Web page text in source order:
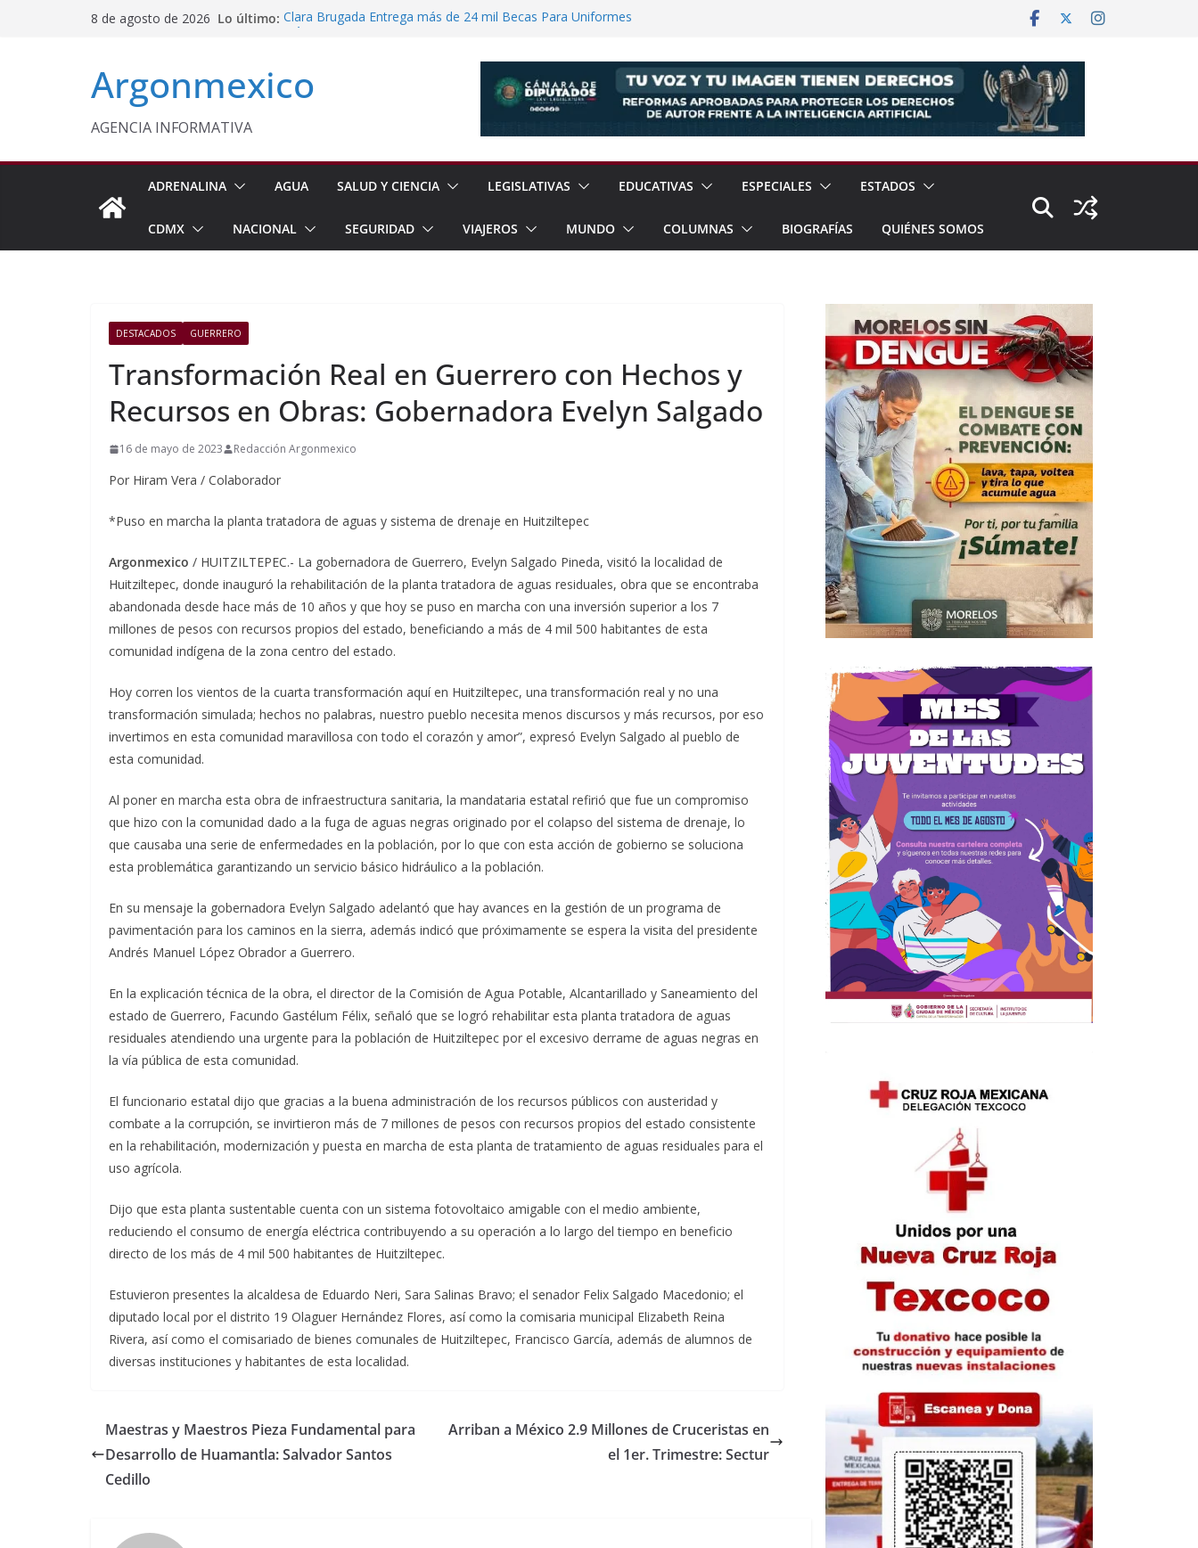
8 de agosto de 2026 Lo último: Clara Brugada Entrega más de 24 mil Becas Para Uniformes
Chimalhuacán
Sheinbaum Entrega Pensión Mujeres Bienestar a
y Perú
Argonmexico
AGENCIA INFORMATIVA
ADRENALINA AGUA SALUD Y CIENCIA LEGISLATIVAS EDUCATIVAS ESPECIALES ESTADOS
CDMX NACIONAL SEGURIDAD VIAJEROS MUNDO COLUMNAS BIOGRAFÍAS QUIÉNES SOMOS
DESTACADOS GUERRERO
Transformación Real en Guerrero con Hechos y
Recursos en Obras: Gobernadora Evelyn Salgado
16 de mayo de 2023 Redacción Argonmexico
Por Hiram Vera / Colaborador
*Puso en marcha la planta tratadora de aguas y sistema de drenaje en Huitziltepec
Argonmexico / HUITZILTEPEC.- La gobernadora de Guerrero, Evelyn Salgado Pineda, visitó la localidad de
Huitziltepec, donde inauguró la rehabilitación de la planta tratadora de aguas residuales, obra que se encontraba
abandonada desde hace más de 10 años y que hoy se puso en marcha con una inversión superior a los 7
millones de pesos con recursos propios del estado, beneficiando a más de 4 mil 500 habitantes de esta
comunidad indígena de la zona centro del estado.
Hoy corren los vientos de la cuarta transformación aquí en Huitziltepec, una transformación real y no una
transformación simulada; hechos no palabras, nuestro pueblo necesita menos discursos y más recursos, por eso
invertimos en esta comunidad maravillosa con todo el corazón y amor”, expresó Evelyn Salgado al pueblo de
esta comunidad.
Al poner en marcha esta obra de infraestructura sanitaria, la mandataria estatal refirió que fue un compromiso
que hizo con la comunidad dado a la fuga de aguas negras originado por el colapso del sistema de drenaje, lo
que causaba una serie de enfermedades en la población, por lo que con esta acción de gobierno se soluciona
esta problemática garantizando un servicio básico hidráulico a la población.
En su mensaje la gobernadora Evelyn Salgado adelantó que hay avances en la gestión de un programa de
pavimentación para los caminos en la sierra, además indicó que próximamente se espera la visita del presidente
Andrés Manuel López Obrador a Guerrero.
En la explicación técnica de la obra, el director de la Comisión de Agua Potable, Alcantarillado y Saneamiento del
estado de Guerrero, Facundo Gastélum Félix, señaló que se logró rehabilitar esta planta tratadora de aguas
residuales atendiendo una urgente para la población de Huitziltepec por el excesivo derrame de aguas negras en
la vía pública de esta comunidad.
El funcionario estatal dijo que gracias a la buena administración de los recursos públicos con austeridad y
combate a la corrupción, se invirtieron más de 7 millones de pesos con recursos propios del estado consistente
en la rehabilitación, modernización y puesta en marcha de esta planta de tratamiento de aguas residuales para el
uso agrícola.
Dijo que esta planta sustentable cuenta con un sistema fotovoltaico amigable con el medio ambiente,
reduciendo el consumo de energía eléctrica contribuyendo a su operación a lo largo del tiempo en beneficio
directo de los más de 4 mil 500 habitantes de Huitziltepec.
Estuvieron presentes la alcaldesa de Eduardo Neri, Sara Salinas Bravo; el senador Felix Salgado Macedonio; el
diputado local por el distrito 19 Olaguer Hernández Flores, así como la comisaria municipal Elizabeth Reina
Rivera, así como el comisariado de bienes comunales de Huitziltepec, Francisco García, además de alumnos de
diversas instituciones y habitantes de esta localidad.
Maestras y Maestros Pieza Fundamental para
Desarrollo de Huamantla: Salvador Santos
Cedillo
Arriban a México 2.9 Millones de Cruceristas en
el 1er. Trimestre: Sectur